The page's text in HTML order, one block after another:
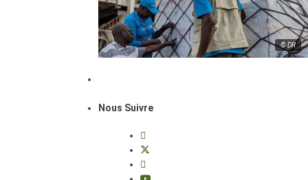
© DR
Nous Suivre